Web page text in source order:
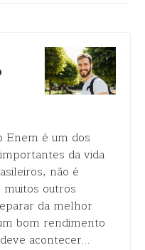
Enem é um dos
da vida
não é
outros
da melhor
bom rendimento
acontecer…